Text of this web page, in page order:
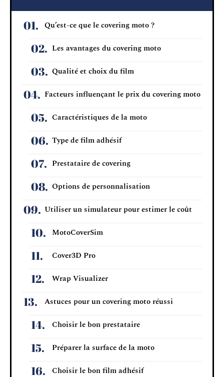
Qu’est-ce que le covering moto ?
Les avantages du covering moto
Qualité et choix du film
Facteurs influençant le prix du covering moto
Caractéristiques de la moto
Type de film adhésif
Prestataire de covering
Options de personnalisation
Utiliser un simulateur pour estimer le coût
MotoCoverSim
Cover3D Pro
Wrap Visualizer
Astuces pour un covering moto réussi
Choisir le bon prestataire
Préparer la surface de la moto
Choisir le bon film adhésif